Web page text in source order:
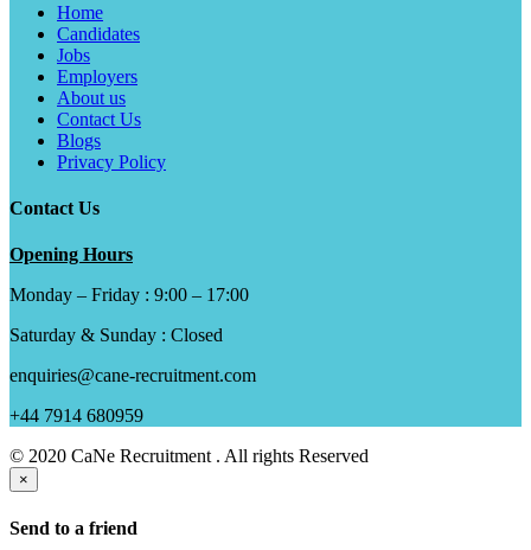
Home
Candidates
Jobs
Employers
About us
Contact Us
Blogs
Privacy Policy
Contact Us
Opening Hours
Monday – Friday : 9:00 – 17:00
Saturday & Sunday : Closed
enquiries@cane-recruitment.com
+44 7914 680959
© 2020 CaNe Recruitment . All rights Reserved
×
Send to a friend